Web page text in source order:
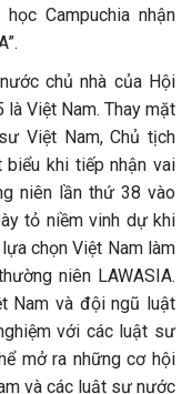
Campuchia nhận
chủ nhà của Hội
Việt Nam. Thay mặt
Việt Nam, Chủ tịch
khi tiếp nhận vai
niên lần thứ 38 vào
tỏ niềm vinh dự khi
chọn Việt Nam làm
niên LAWASIA.
Nam và đội ngũ luật
với các luật sư
mở ra những cơ hội
và các luật sư nước